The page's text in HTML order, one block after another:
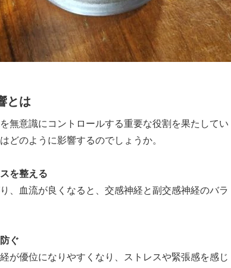
とは
無意識にコントロールする重要な役割を果たしてい
どのように影響するのでしょうか。
を整える
、血流が良くなると、交感神経と副交感神経のバラ
ぐ
が優位になりやすくなり、ストレスや緊張感を感じ